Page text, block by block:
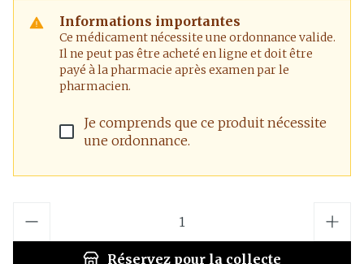
Informations importantes
Ce médicament nécessite une ordonnance valide.
Il ne peut pas être acheté en ligne et doit être
payé à la pharmacie après examen par le
pharmacien.
Je comprends que ce produit nécessite
une ordonnance.
Réservez pour la collecte